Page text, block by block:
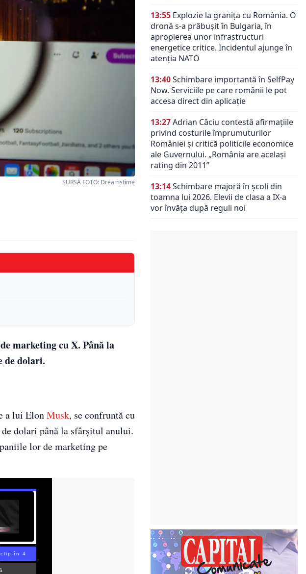
SURSĂ FOTO: Dreamstime
marketing cu X. Până la
de dolari.
a lui ElonMusk, se confruntă cu
dolari până la sfârșitul anului.
lor de marketing pe
în 3
13:55 Explozie la granița cu România. O
dronă s-a prăbușit în Bulgaria, în
apropierea unor infrastructuri
energetice critice. Incidentul ajunge în
atenția NATO
13:40Schimbare importantă în SelfPay
Now. Serviciile pe care românii le pot
accesa direct din aplicație
13:27Adrian Câciu contestă afirmațiile
privind costurile împrumuturilor
României și critică politicile economice
ale Guvernului. „România are același
rating din 2011”
13:14Schimbare majoră în școli din
toamna lui 2026. Elevii de clasa a IX-a
vor învăța după reguli noi